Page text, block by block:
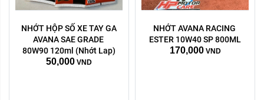
NHỚT HỘP SỐ XE TAY GA
AVANA SAE GRADE
80W90 120ml (Nhớt Lap)
50,000 VND
NHỚT AVANA RACING
ESTER 10W40 SP 800ML
170,000 VND